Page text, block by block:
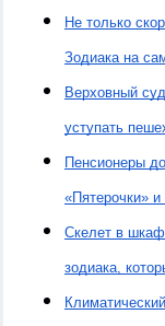
Не только
Зодиака на
Верховный
уступать
Пенсионеры
«Пятерочки»
Скелет в
зодиака,